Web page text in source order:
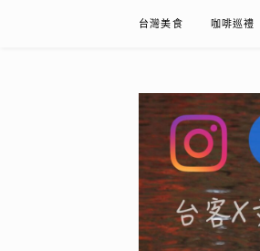
台灣美食 咖啡巡禮